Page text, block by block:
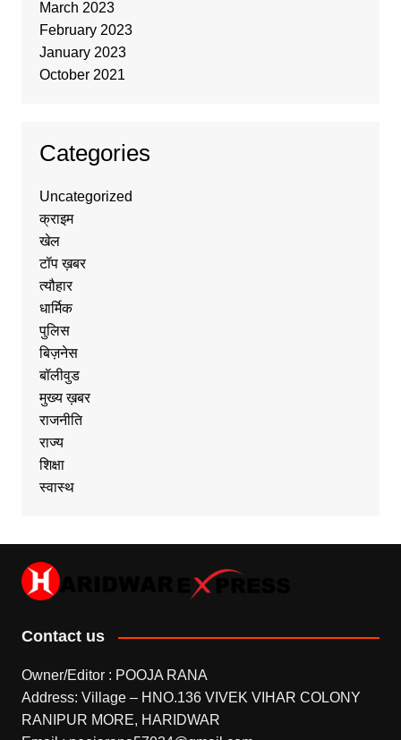
March 2023
February 2023
January 2023
October 2021
Categories
Uncategorized
क्राइम
खेल
टॉप ख़बर
त्यौहार
धार्मिक
पुलिस
बिज़नेस
बॉलीवुड
मुख्य ख़बर
राजनीति
राज्य
शिक्षा
स्वास्थ
Contact us
Owner/Editor : POOJA RANA
Address: Village – HNO.136 VIVEK VIHAR COLONY
RANIPUR MORE, HARIDWAR